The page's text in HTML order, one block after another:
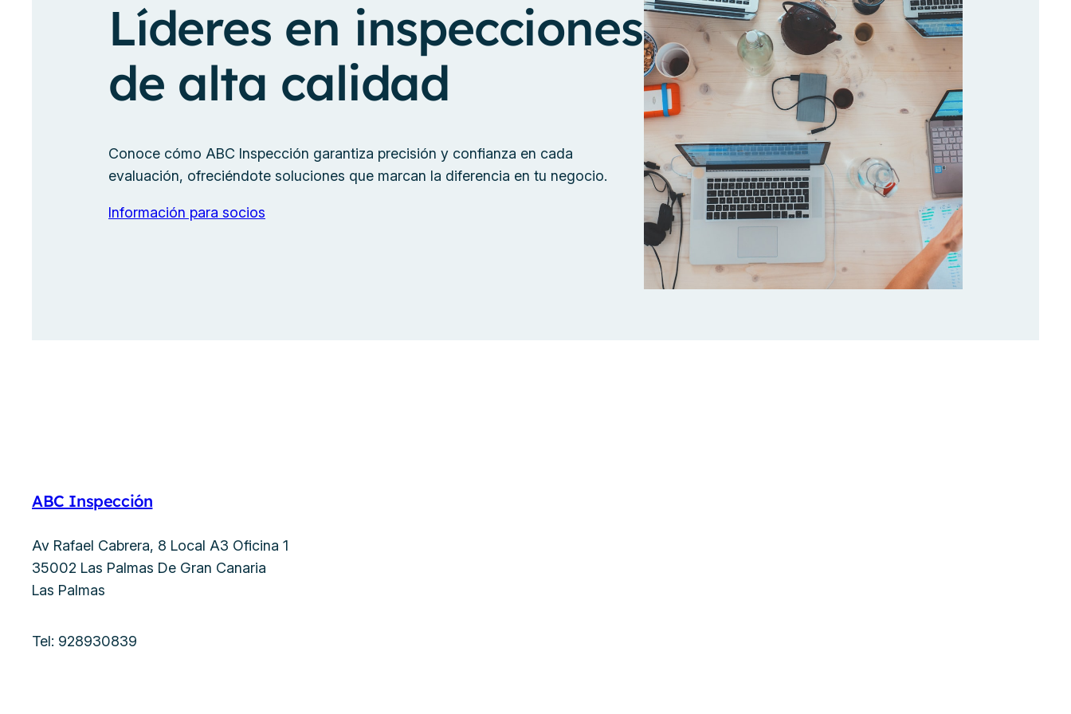
Líderes en inspecciones
de alta calidad
Conoce cómo ABC Inspección garantiza precisión y confianza en cada
evaluación, ofreciéndote soluciones que marcan la diferencia en tu negocio.
Información para socios
ABC Inspección
Av Rafael Cabrera, 8 Local A3 Oficina 1
35002 Las Palmas De Gran Canaria
Las Palmas
Tel: 928930839